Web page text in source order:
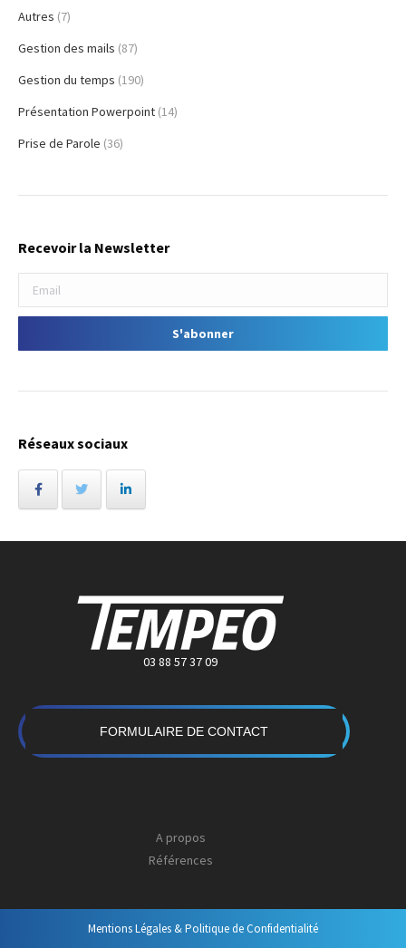
Autres (7)
Gestion des mails (87)
Gestion du temps (190)
Présentation Powerpoint (14)
Prise de Parole (36)
Recevoir la Newsletter
Réseaux sociaux
03 88 57 37 09
FORMULAIRE DE CONTACT
A propos
Références
Mentions Légales & Politique de Confidentialité